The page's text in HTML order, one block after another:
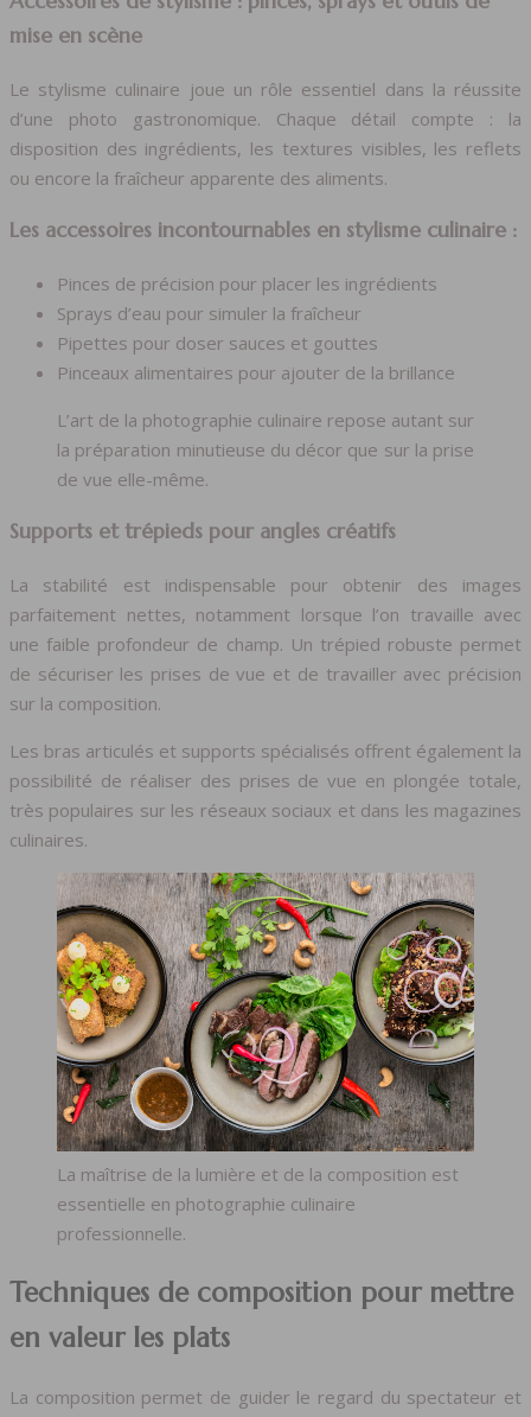
mise en scène
Le stylisme culinaire joue un rôle essentiel dans la réussite
d’une photo gastronomique. Chaque détail compte : la
disposition des ingrédients, les textures visibles, les reflets
ou encore la fraîcheur apparente des aliments.
Les accessoires incontournables en stylisme culinaire :
Pinces de précision pour placer les ingrédients
Sprays d’eau pour simuler la fraîcheur
Pipettes pour doser sauces et gouttes
Pinceaux alimentaires pour ajouter de la brillance
L’art de la photographie culinaire repose autant sur
la préparation minutieuse du décor que sur la prise
de vue elle-même.
Supports et trépieds pour angles créatifs
La stabilité est indispensable pour obtenir des images
parfaitement nettes, notamment lorsque l’on travaille avec
une faible profondeur de champ. Un trépied robuste permet
de sécuriser les prises de vue et de travailler avec précision
sur la composition.
Les bras articulés et supports spécialisés offrent également la
possibilité de réaliser des prises de vue en plongée totale,
très populaires sur les réseaux sociaux et dans les magazines
culinaires.
La maîtrise de la lumière et de la composition est
essentielle en photographie culinaire
professionnelle.
Techniques de composition pour mettre
en valeur les plats
La composition permet de guider le regard du spectateur et